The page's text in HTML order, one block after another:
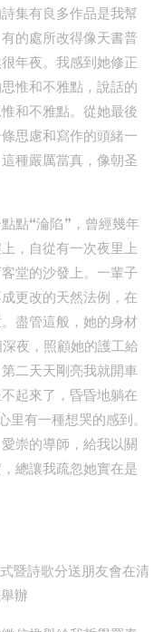
集有良多作品是我幫
的處所改得像天書普
年夜。我感到她修正
惟和不雅點，說話的
和不雅點。從她最後
思慮和寫作的頭緒一
種嚴厲當真，像朝圣
點“淪陷”，曾經幾年
，自從有一次夜里上
堂的沙發上。一輩子
更改的天然法例，在
盡管這般，她的身材
夜，照顧她的護工給
二天天剛亮我就開車
起來了，昏昏地躺在
有一種想哭的感到。
崇的導師，給我以關
總讓我疏忽她實在是
暨詩歌分送朋友會在清
辦